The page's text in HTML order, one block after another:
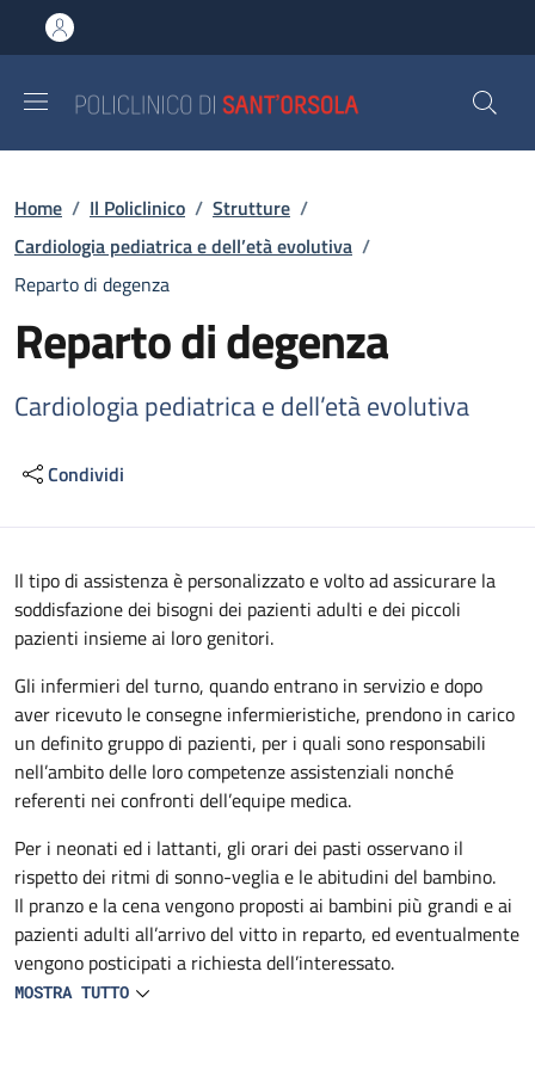
al contenuto principale
to footer content
Briciole di pane
Home / Il Policlinico / Strutture /
Cardiologia pediatrica e dell’età evolutiva /
Reparto di degenza
Reparto di degenza
Cardiologia pediatrica e dell’età evolutiva
Condividi
Descrizione
Il tipo di assistenza è personalizzato e volto ad assicurare la
soddisfazione dei bisogni dei pazienti adulti e dei piccoli
pazienti insieme ai loro genitori.
Gli infermieri del turno, quando entrano in servizio e dopo
aver ricevuto le consegne infermieristiche, prendono in carico
un definito gruppo di pazienti, per i quali sono responsabili
nell’ambito delle loro competenze assistenziali nonché
referenti nei confronti dell’equipe medica.
Per i neonati ed i lattanti, gli orari dei pasti osservano il
rispetto dei ritmi di sonno-veglia e le abitudini del bambino.
Il pranzo e la cena vengono proposti ai bambini più grandi e ai
pazienti adulti all’arrivo del vitto in reparto, ed eventualmente
vengono posticipati a richiesta dell’interessato.
MOSTRA TUTTO